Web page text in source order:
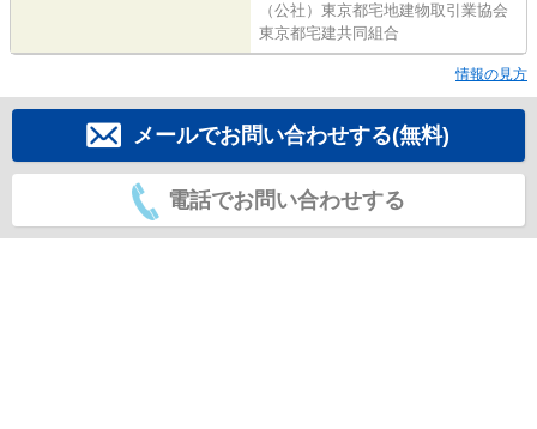
（公社）東京都宅地建物取引業協会
東京都宅建共同組合
情報の見方
メールでお問い合わせする(無料)
電話でお問い合わせする